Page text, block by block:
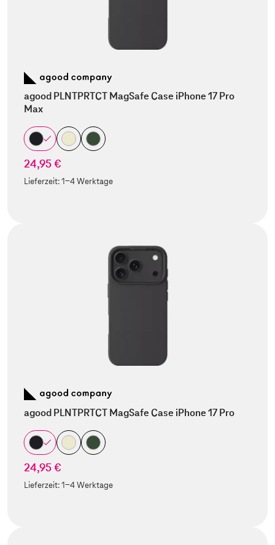
agood PLNTPRTCT MagSafe Case iPhone 17 Pro
Max
24,95 €
Lieferzeit:1-4 Werktage
agood PLNTPRTCT MagSafe Case iPhone 17 Pro
24,95 €
Lieferzeit:1-4 Werktage